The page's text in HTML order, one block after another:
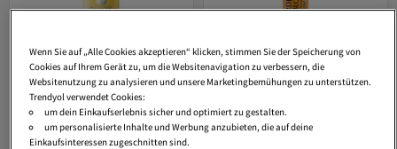
Wenn Sie auf „Alle Cookies akzeptieren“ klicken, stimmen Sie der Speicherung von
Cookies auf Ihrem Gerät zu, um die Websitenavigation zu verbessern, die
Websitenutzung zu analysieren und unsere Marketingbemühungen zu unterstützen.
Trendyol verwendet Cookies:
um dein Einkaufserlebnis sicher und optimiert zu gestalten.
um personalisierte Inhalte und Werbung anzubieten, die auf deine
Einkaufsinteressen zugeschnitten sind.